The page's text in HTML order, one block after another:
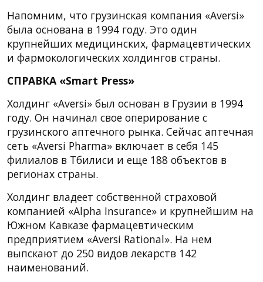
Напомним, что грузинская компания «Aversi»
была основана в 1994 году. Это один
крупнейших медицинских, фармацевтических
и фармокологических холдингов страны.
СПРАВКА «Smart Press»
Холдинг «Aversi» был основан в Грузии в 1994
году. Он начинал свое оперирование с
грузинского аптечного рынка. Сейчас аптечная
сеть «Aversi Pharma» включает в себя 145
филиалов в Тбилиси и еще 188 объектов в
регионах страны.
Холдинг владеет собственной страховой
компанией «Alpha Insurance» и крупнейшим на
Южном Кавказе фармацевтическим
предприятием «Aversi Rational». На нем
выпскают до 250 видов лекарств 142
наименований.